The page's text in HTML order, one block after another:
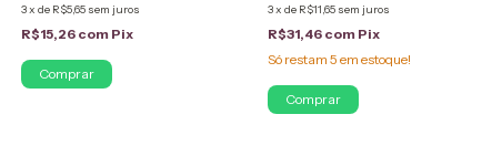
3x de R$5,65 sem juros
R$15,26 com Pix
3xde R$11,65 sem juros
R$31,46 com Pix
Só restam5 em estoque!